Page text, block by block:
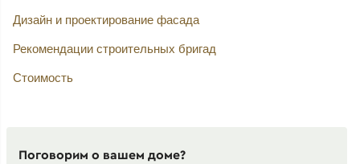
Дизайн и проектирование фасада
Рекомендации строительных бригад
Стоимость
Поговорим о вашем доме?